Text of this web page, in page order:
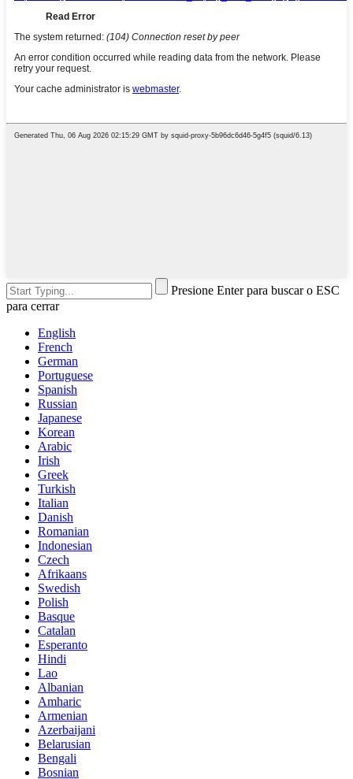
Presione Enter para buscar o ESC
para cerrar
English
French
German
Portuguese
Spanish
Russian
Japanese
Korean
Arabic
Irish
Greek
Turkish
Italian
Danish
Romanian
Indonesian
Czech
Afrikaans
Swedish
Polish
Basque
Catalan
Esperanto
Hindi
Lao
Albanian
Amharic
Armenian
Azerbaijani
Belarusian
Bengali
Bosnian